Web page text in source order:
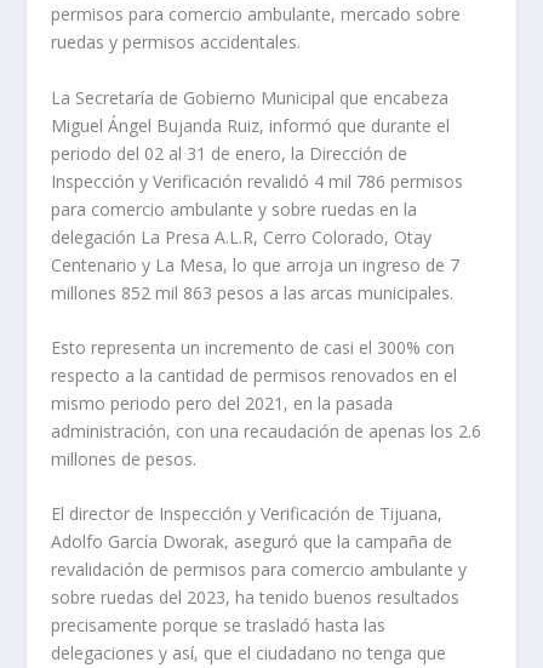
permisos para comercio ambulante, mercado sobre
ruedas y permisos accidentales.
La Secretaría de Gobierno Municipal que encabeza
Miguel Ángel Bujanda Ruiz, informó que durante el
periodo del 02 al 31 de enero, la Dirección de
Inspección y Verificación revalidó 4 mil 786 permisos
para comercio ambulante y sobre ruedas en la
delegación La Presa A.L.R, Cerro Colorado, Otay
Centenario y La Mesa, lo que arroja un ingreso de 7
millones 852 mil 863 pesos a las arcas municipales.
Esto representa un incremento de casi el 300% con
respecto a la cantidad de permisos renovados en el
mismo periodo pero del 2021, en la pasada
administración, con una recaudación de apenas los 2.6
millones de pesos.
El director de Inspección y Verificación de Tijuana,
Adolfo García Dworak, aseguró que la campaña de
revalidación de permisos para comercio ambulante y
sobre ruedas del 2023, ha tenido buenos resultados
precisamente porque se trasladó hasta las
delegaciones y así, que el ciudadano no tenga que